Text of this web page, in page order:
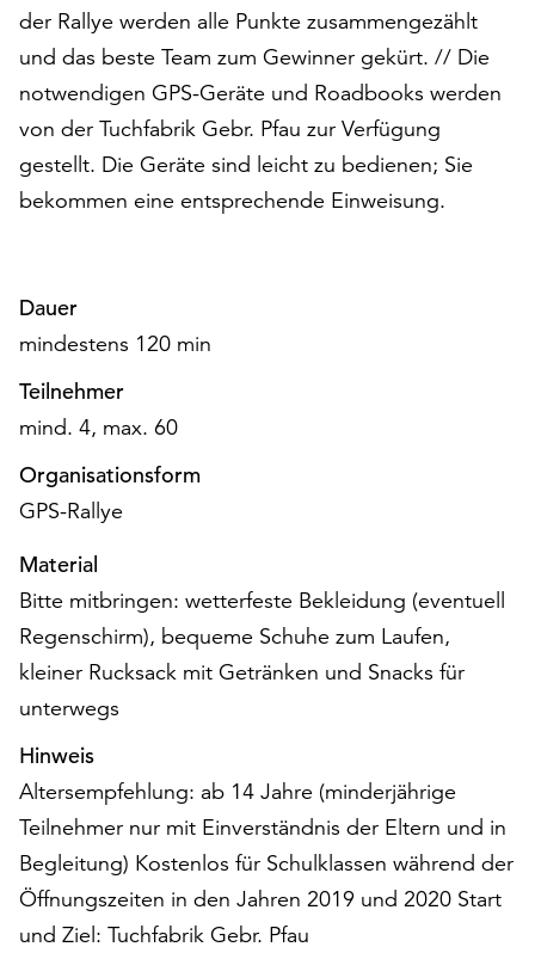
Seite
die
Schaltfläche
„Cookie-
Einstellungen“
zur
Verfügung.
auch
ohne
Einverständnis
weiterhin
ausgeführt.
Möchten
Sie
verwendeten
Cookies
anpassen,
erreichen
Sie
die
über
die
Schaltfläche
Weitere
Informationen
finden
der Rallye werden alle Punkte zusammengezählt
und das beste Team zum Gewinner gekürt. // Die
notwendigen GPS-Geräte und Roadbooks werden
von der Tuchfabrik Gebr. Pfau zur Verfügung
gestellt. Die Geräte sind leicht zu bedienen; Sie
bekommen eine entsprechende Einweisung.
Dauer
mindestens 120 min
Teilnehmer
mind. 4, max. 60
Organisationsform
GPS-Rallye
Material
Bitte mitbringen: wetterfeste Bekleidung (eventuell
Regenschirm), bequeme Schuhe zum Laufen,
kleiner Rucksack mit Getränken und Snacks für
unterwegs
Hinweis
Altersempfehlung: ab 14 Jahre (minderjährige
Teilnehmer nur mit Einverständnis der Eltern und in
Begleitung) Kostenlos für Schulklassen während der
Öffnungszeiten in den Jahren 2019 und 2020 Start
und Ziel: Tuchfabrik Gebr. Pfau